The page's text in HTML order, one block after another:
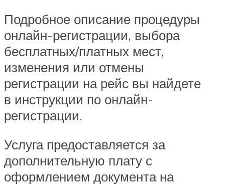
Подробное описание процедуры
онлайн-регистрации, выбора
бесплатных/платных мест,
изменения или отмены
регистрации на рейс вы найдете
в инструкции по онлайн-
регистрации.
Услуга предоставляется за
дополнительную плату с
оформлением документа на